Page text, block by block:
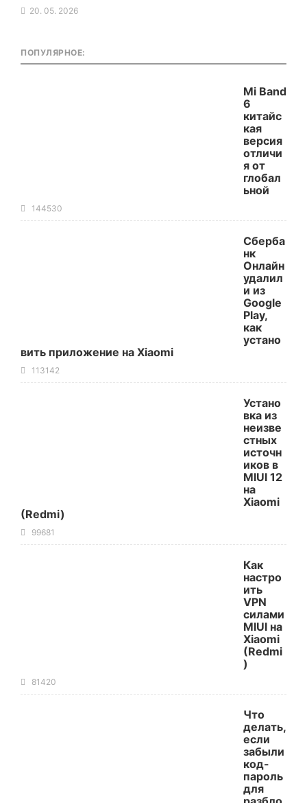
20. 05. 2026
ПОПУЛЯРНОЕ:
Mi Band
6
китайс
кая
версия
отличи
я от
глобал
ьной
144530
Сберба
нк
Онлайн
удалил
и из
Google
Play,
как
устано
вить приложение на Xiaomi
113142
Устано
вка из
неизве
стных
источн
иков в
MIUI 12
на
Xiaomi
(Redmi)
99681
Как
настро
ить
VPN
силами
MIUI на
Xiaomi
(Redmi
)
81420
Что
делать,
если
забыли
код-
пароль
для